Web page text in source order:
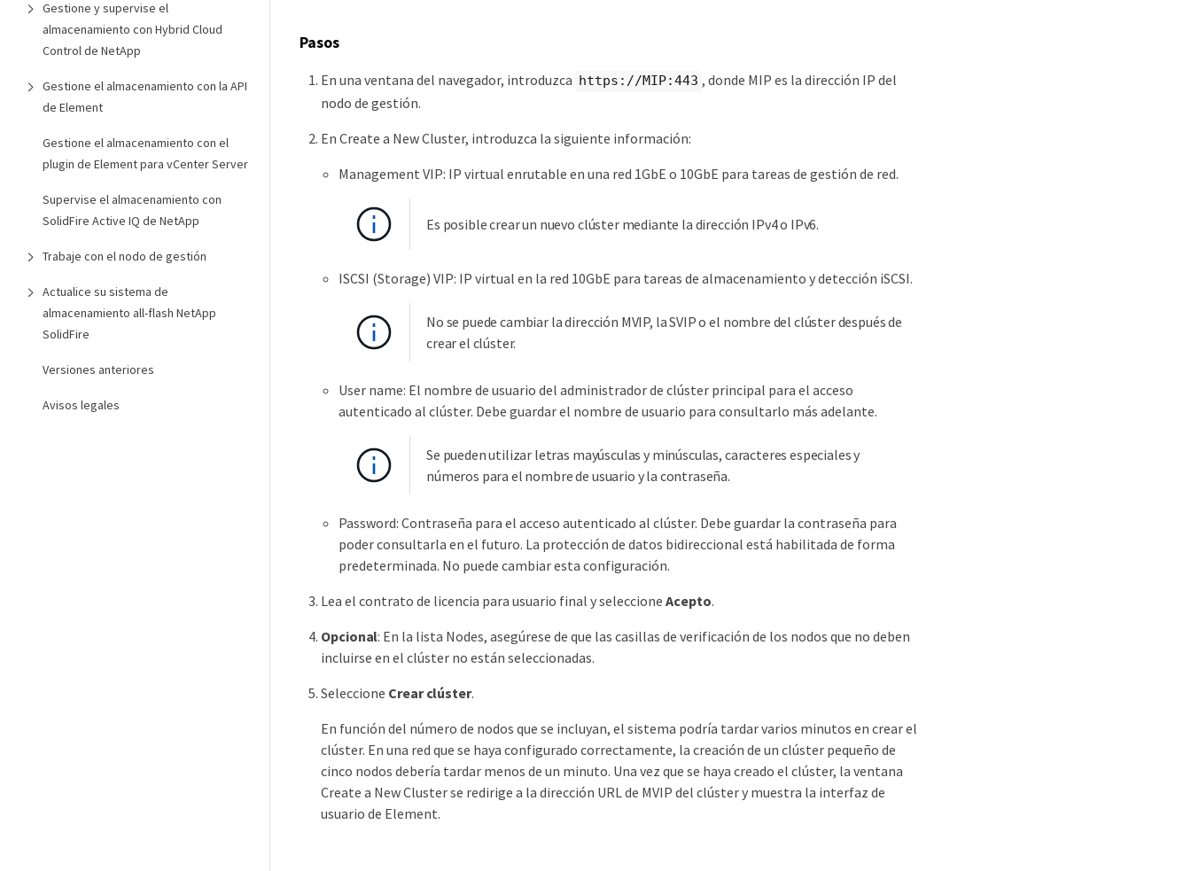
Gestione y supervise el
almacenamiento con Hybrid Cloud
Control de NetApp
Gestione el almacenamiento con la API
de Element
Gestione el almacenamiento con el
plugin de Element para vCenter Server
Supervise el almacenamiento con
SolidFire Active IQ de NetApp
Trabaje con el nodo de gestión
Actualice su sistema de
almacenamiento all-flash NetApp
SolidFire
Versiones anteriores
Avisos legales
Pasos
En una ventana del navegador, introduzca https://MIP:443 , donde MIP es la dirección IP del
nodo de gestión.
En Create a New Cluster, introduzca la siguiente información:
Management VIP: IP virtual enrutable en una red 1GbE o 10GbE para tareas de gestión de red.
Es posible crear un nuevo clúster mediante la dirección IPv4 o IPv6.
ISCSI (Storage) VIP: IP virtual en la red 10GbE para tareas de almacenamiento y detección iSCSI.
No se puede cambiar la dirección MVIP, la SVIP o el nombre del clúster después de
crear el clúster.
User name: El nombre de usuario del administrador de clúster principal para el acceso
autenticado al clúster. Debe guardar el nombre de usuario para consultarlo más adelante.
Se pueden utilizar letras mayúsculas y minúsculas, caracteres especiales y
números para el nombre de usuario y la contraseña.
Password: Contraseña para el acceso autenticado al clúster. Debe guardar la contraseña para
poder consultarla en el futuro. La protección de datos bidireccional está habilitada de forma
predeterminada. No puede cambiar esta configuración.
Lea el contrato de licencia para usuario final y seleccione Acepto.
Opcional: En la lista Nodes, asegúrese de que las casillas de verificación de los nodos que no deben
incluirse en el clúster no están seleccionadas.
Seleccione Crear clúster.
En función del número de nodos que se incluyan, el sistema podría tardar varios minutos en crear el
clúster. En una red que se haya configurado correctamente, la creación de un clúster pequeño de
cinco nodos debería tardar menos de un minuto. Una vez que se haya creado el clúster, la ventana
Create a New Cluster se redirige a la dirección URL de MVIP del clúster y muestra la interfaz de
usuario de Element.